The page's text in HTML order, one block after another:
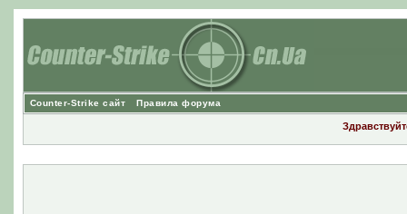
Counter-Strike сайт Правила форума